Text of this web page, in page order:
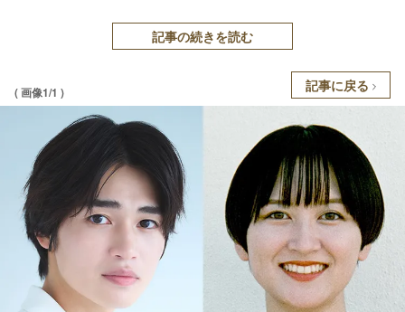
記事の続きを読む
( 画像1/1 ) 記事に戻る